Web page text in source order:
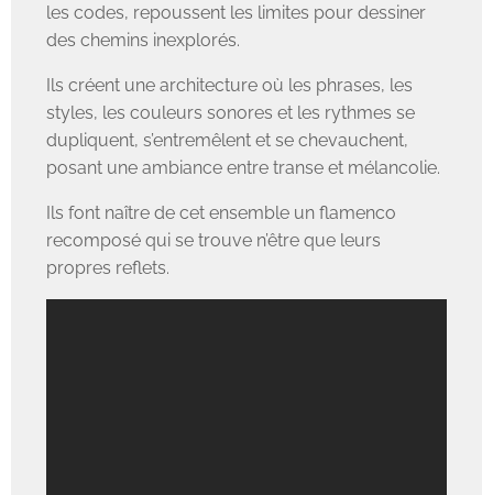
les codes, repoussent les limites pour dessiner
des chemins inexplorés.
Ils créent une architecture où les phrases, les
styles, les couleurs sonores et les rythmes se
dupliquent, s’entremêlent et se chevauchent,
posant une ambiance entre transe et mélancolie.
Ils font naître de cet ensemble un flamenco
recomposé qui se trouve n’être que leurs
propres reflets.